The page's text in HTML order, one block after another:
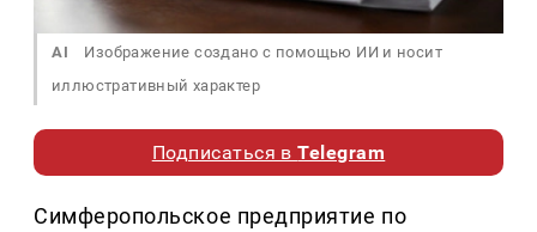
AI
Изображение создано с помощью ИИ и носит
иллюстративный характер
Подписаться вTelegram
Симферопольское предприятие по